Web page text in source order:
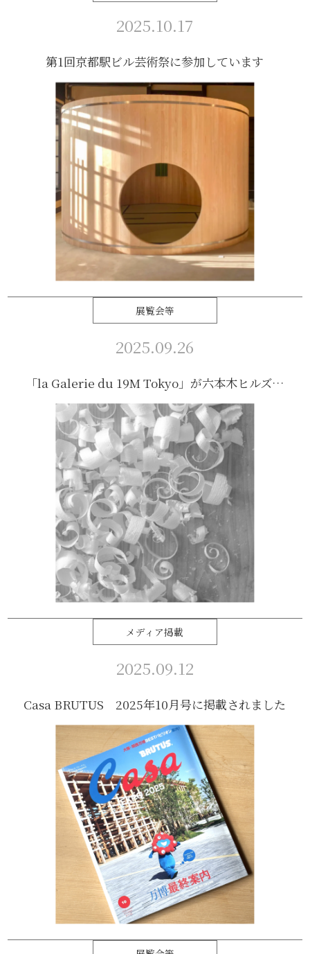
2025.10.17
第1回京都駅ビル芸術祭に参加しています
展覧会等
2025.09.26
「la Galerie du 19M Tokyo」が六本木ヒルズ…
メディア掲載
2025.09.12
Casa BRUTUS 2025年10月号に掲載されました